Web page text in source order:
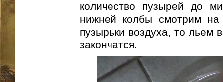
количество пузырей до
нижней колбы смотрим
пузырьки воздуха, то льем
закончатся.